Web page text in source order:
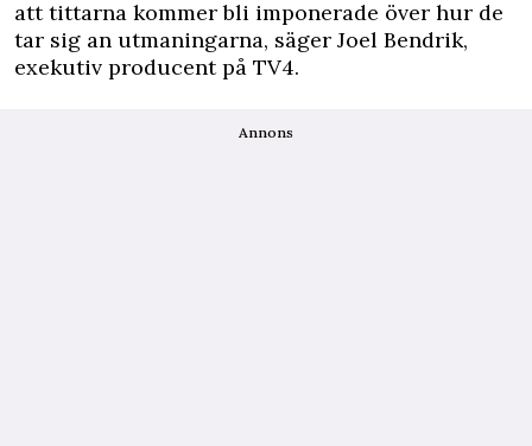
att tittarna kommer bli imponerade över hur de
tar sig an utmaningarna, säger Joel Bendrik,
exekutiv producent på TV4.
Annons